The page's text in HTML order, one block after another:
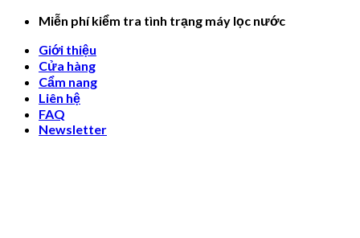
Skip
content
Miễn phí kiểm tra tình trạng máy lọc nước
Giới thiệu
Cửa hàng
Cẩm nang
Liên hệ
FAQ
Newsletter